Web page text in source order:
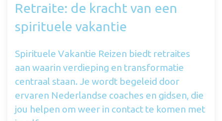
Retraite: de kracht van een
spirituele vakantie
Spirituele Vakantie Reizen biedt retraites
aan waarin verdieping en transformatie
centraal staan. Je wordt begeleid door
ervaren Nederlandse coaches en gidsen, die
jou helpen om weer in contact te komen met